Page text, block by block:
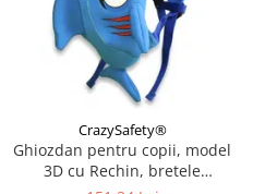
CrazySafety®
Ghiozdan pentru copii, model
3D cu Rechin, bretele